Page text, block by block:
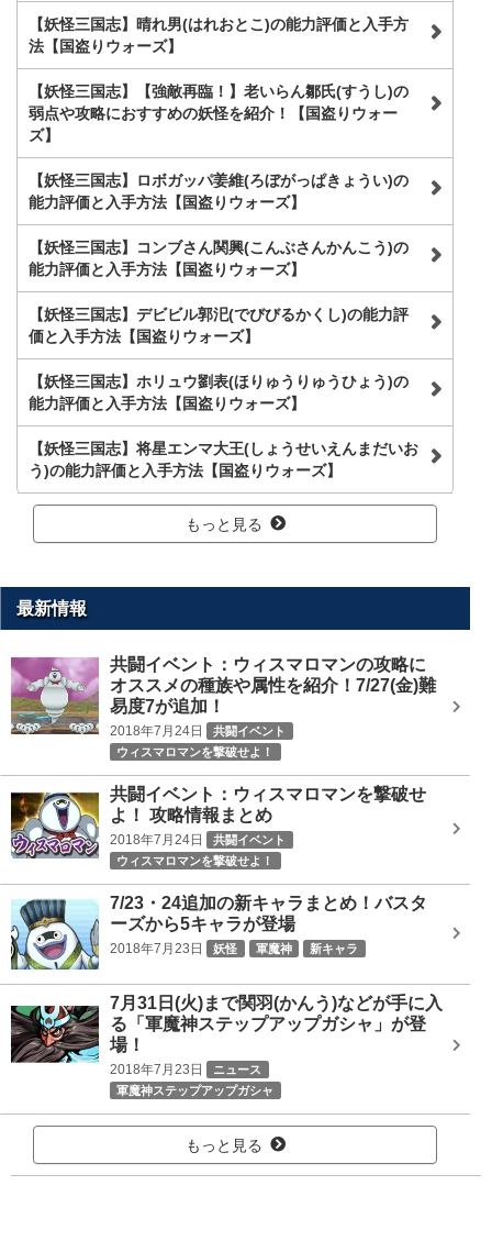
【妖怪三国志】晴れ男(はれおとこ)の能力評価と入手方
法【国盗りウォーズ】
【妖怪三国志】【強敵再臨！】老いらん鄒氏(すうし)の
弱点や攻略におすすめの妖怪を紹介！【国盗りウォー
ズ】
【妖怪三国志】ロボガッパ姜維(ろぼがっぱきょうい)の
能力評価と入手方法【国盗りウォーズ】
【妖怪三国志】コンブさん関興(こんぶさんかんこう)の
能力評価と入手方法【国盗りウォーズ】
【妖怪三国志】デビビル郭汜(でびびるかくし)の能力評
価と入手方法【国盗りウォーズ】
【妖怪三国志】ホリュウ劉表(ほりゅうりゅうひょう)の
能力評価と入手方法【国盗りウォーズ】
【妖怪三国志】将星エンマ大王(しょうせいえんまだいお
う)の能力評価と入手方法【国盗りウォーズ】
もっと見る
最新情報
共闘イベント：ウィスマロマンの攻略に
オススメの種族や属性を紹介！7/27(金)難
易度7が追加！
2018年7月24日
共闘イベント
ウィスマロマンを撃破せよ！
共闘イベント：ウィスマロマンを撃破せ
よ！ 攻略情報まとめ
2018年7月24日
共闘イベント
ウィスマロマンを撃破せよ！
7/23・24追加の新キャラまとめ！バスタ
ーズから5キャラが登場
2018年7月23日 妖怪 軍魔神 新キャラ
7月31日(火)まで関羽(かんう)などが手に入
る「軍魔神ステップアップガシャ」が登
場！
2018年7月23日
ニュース
軍魔神ステップアップガシャ
もっと見る